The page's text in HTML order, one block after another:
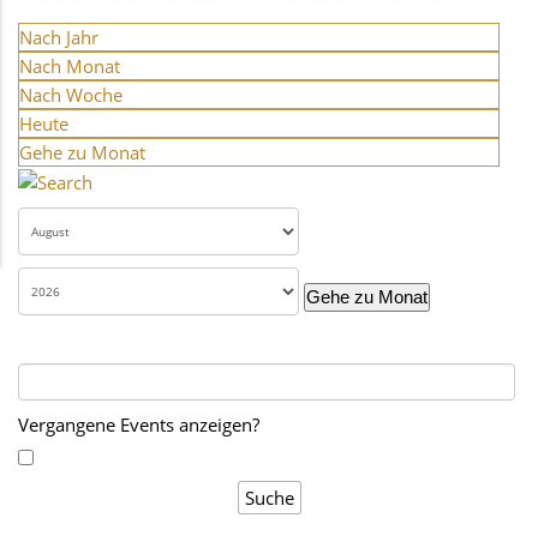
Nach Jahr
Nach Monat
Nach Woche
Heute
Gehe zu Monat
Gehe zu Monat
Vergangene Events anzeigen?